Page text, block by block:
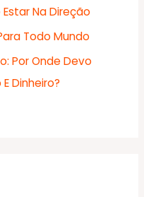
Na Direção
Todo Mundo
Por Onde Devo
Dinheiro?